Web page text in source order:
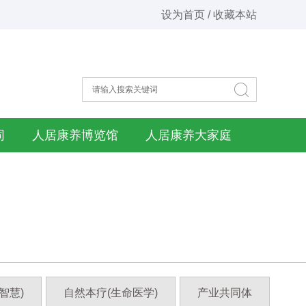
设为首页 / 收藏本站
人居康养博览馆 人居康养大家庭
慧) 自然本疗(生命医学) 产业共同体